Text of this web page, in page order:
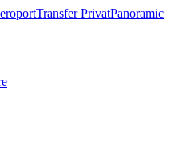
Transfer PrivatPanoramic